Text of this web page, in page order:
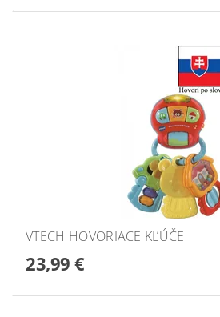
VTECH HOVORIACE KĽÚČE
23,99 €